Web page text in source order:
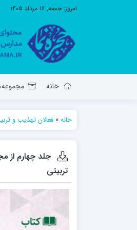
امروز: جمعه, ۱۶ مرداد ۱۴۰۵
خانه
معاونت تهذیب استان
حوزه علمیه حضرت
مدرسه علمیه صاحب
خانه» فعالان تهذیب و
جلد چهارم از
تربیتی